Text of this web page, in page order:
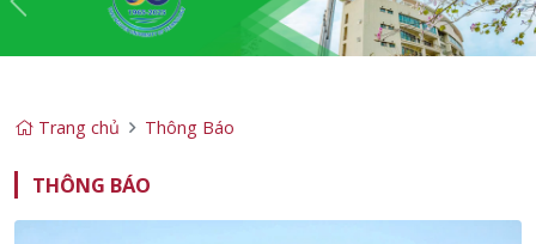
Previous
Trang chủ Thông Báo
THÔNG BÁO